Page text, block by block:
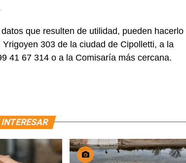
que resulten de utilidad, pueden hacerlo
303 de la ciudad de Cipolletti, a la
41 67 314 o a la Comisaría más cercana.
INTERESAR